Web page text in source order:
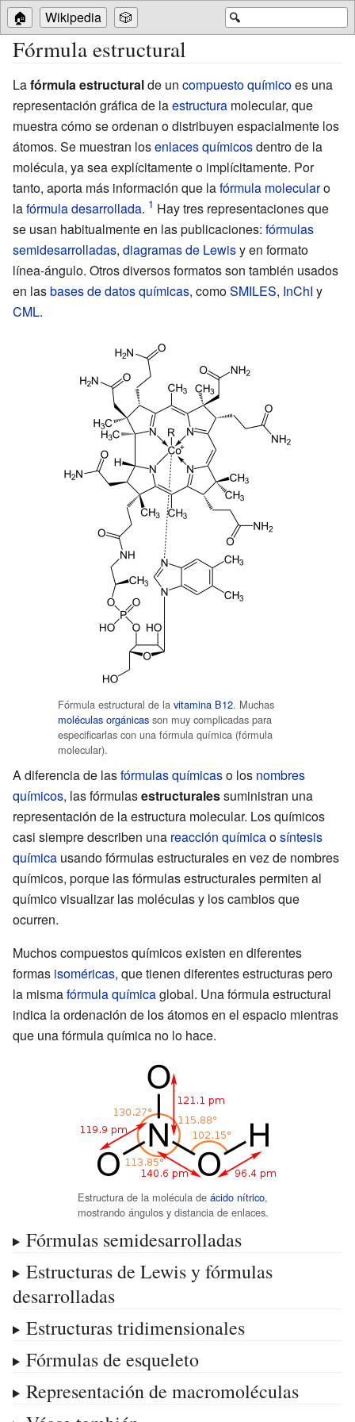
🔍
🏠 Wikipedia 🎲
Fórmula estructural
Lafórmula estructuralde un compuesto químicoes una
representación gráfica de laestructura molecular, que
muestra cómo se ordenan o distribuyen espacialmente los
átomos. Se muestran losenlaces químicosdentro de la
molécula, ya sea explícitamente o implícitamente. Por
tanto, aporta más información que lafórmula molecularo
lafórmula desarrollada.
Hay tres representaciones que
se usan habitualmente en las publicaciones: fórmulas
semidesarrolladas, diagramas de Lewisy en formato
línea-ángulo. Otros diversos formatos son también usados
en lasbases de datos químicas, comoSMILES, InChI y
CML.
Fórmula estructural de la vitamina B12. Muchas
moléculas orgánicas son muy complicadas para
especificarlas con una fórmula química (fórmula
molecular).
A diferencia de lasfórmulas químicaso los nombres
químicos, las fórmulasestructuralessuministran una
representación de la estructura molecular. Los químicos
casi siempre describen una reacción químicaosíntesis
química usando fórmulas estructurales en vez de nombres
químicos, porque las fórmulas estructurales permiten al
químico visualizar las moléculas y los cambios que
ocurren.
Muchos compuestos químicos existen en diferentes
formas isoméricas, que tienen diferentes estructuras pero
la mismafórmula químicaglobal. Una fórmula estructural
indica la ordenación de los átomos en el espacio mientras
que una fórmula química no lo hace.
Estructura de la molécula de ácido nítrico,
mostrando ángulos y distancia de enlaces.
Fórmulas semidesarrolladas
Estructuras de Lewis y fórmulas
desarrolladas
Estructuras tridimensionales
Fórmulas de esqueleto
Representación de macromoléculas